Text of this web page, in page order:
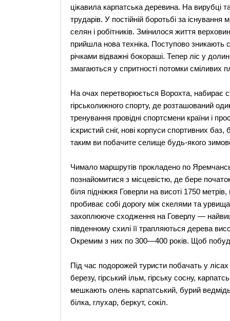
цікавила карпатська деревина. На вирубці
трударів. У постійній боротьбі за
селян і робітників. Змінилося життя
прийшла нова техніка. Поступово зникають
річками відважні бокораші. Тепер ліс у
змагаються у спритності потомки сміливих
На очах перетворюється Ворохта, набирає
гірськолижного спорту, де розташований
тренування провідні спортсмени країни і
іскристий сніг, нові корпуси спортивних
таким ви побачите селище будь-якого
Чимало маршрутів прокладено по
познайомитися з місцевістю, де бере
біля підніжжя Говерли на висоті 1750
пробиває собі дорогу між скелями та
захоплююче сходження на Говерлу —
південному схилі її трапляються дерева
Окремим з них по 300—400 років. Щоб
Під час подорожей туристи побачать у
березу, гірський ільм, гірську сосну,
мешкають олень карпатський, бурий
білка, глухар, беркут, сокіл.